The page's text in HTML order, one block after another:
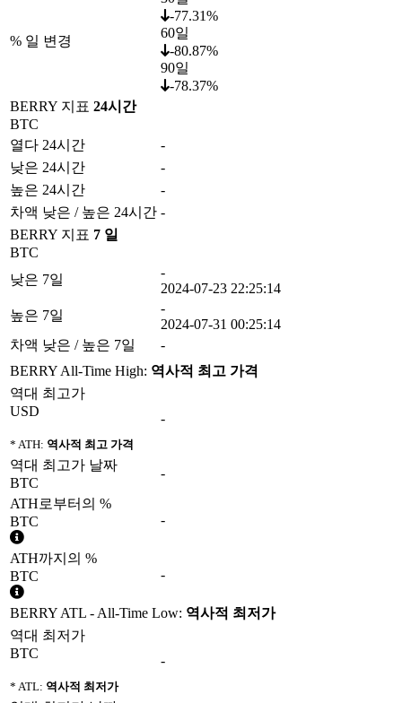
% 일 변경
-77.31%
60일
-80.87%
90일
-78.37%
BERRY 지표 24시간
BTC
열다 24시간
-
낮은 24시간
-
높은 24시간
-
차액 낮은 / 높은 24시간 -
BERRY 지표 7 일
BTC
낮은 7일
-
2024-07-23 22:25:14
높은 7일
-
2024-07-31 00:25:14
차액 낮은 / 높은 7일
-
BERRY All-Time High: 역사적 최고 가격
역대 최고가
USD
* ATH: 역사적 최고 가격
-
역대 최고가 날짜
BTC
-
ATH로부터의 %
BTC
-
ATH까지의 %
BTC
-
BERRY ATL - All-Time Low: 역사적 최저가
역대 최저가
BTC
* ATL: 역사적 최저가
-